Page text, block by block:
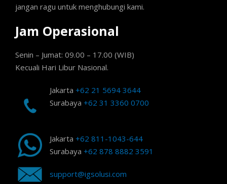
jangan ragu untuk menghubungi kami.
Jam Operasional
Senin – Jumat: 09.00 – 17.00 (WIB)
Kecuali Hari Libur Nasional.
Jakarta +62 21 5694 3644
Surabaya +62 31 3360 0700
Jakarta +62 811-1043-644
Surabaya +62 878 8882 3591
support@igsolusi.com